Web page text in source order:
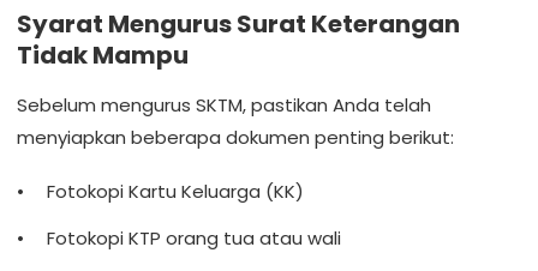
Syarat Mengurus Surat Keterangan
Tidak Mampu
Sebelum mengurus SKTM, pastikan Anda telah
menyiapkan beberapa dokumen penting berikut:
Fotokopi Kartu Keluarga (KK)
Fotokopi KTP orang tua atau wali